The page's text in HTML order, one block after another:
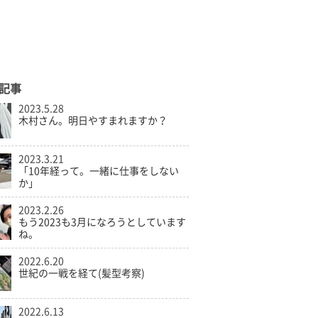
事
2023.5.28
木村さん。明日やすまれますか？
2023.3.21
「10年経って。一緒に仕事をしない
か」
2023.2.26
もう2023も3月になろうとしています
ね。
2022.6.20
世紀の一戦を経て(髪型考察)
2022.6.13